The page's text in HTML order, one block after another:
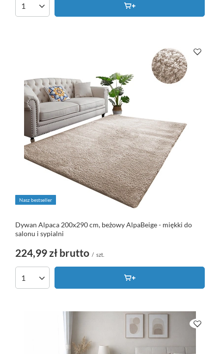
Nasz bestseller
Dywan Alpaca 200x290 cm, beżowy AlpaBeige - miękki do
salonu i sypialni
224,99 zł brutto / szt.